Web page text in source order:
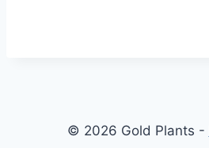
© 2026 Gold Plants -